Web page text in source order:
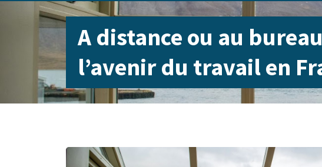
A distance ou au
l’avenir du travail en